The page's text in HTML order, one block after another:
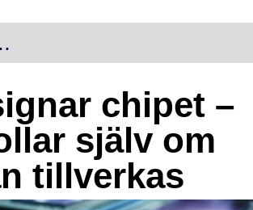
chipet –
själv om
tillverkas